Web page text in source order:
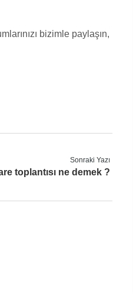
bizimle paylaşın,
Sonraki Yazı
toplantısı ne demek ?